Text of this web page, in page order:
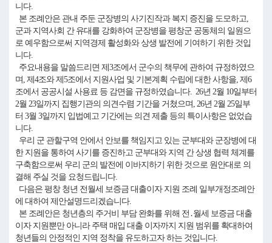
니다.
본 조례안은 관내 주둔 군장병의 사기진작과 복지 증진을 도모하고,
군과 지역사회 간 유대를 강화하여 군장병을 평창군 공동체의 일원으
로 예우함으로써 지역경제 활성화와 상생 발전에 기여하기 위한 것입
니다.
주요내용을 말씀드리면 제3조에서 군수의 책무에 관하여 규정하였으
며, 제4조와 제5조에서 지원사업 및 기본계획 수립에 대한 사항을, 제6
조에서 공공시설 사용료 등 감면을 규정하였습니다. 26년 2월 10일부터
2월 23일까지 집행기관의 의견수렴 기간을 거쳤으며, 26년 2월 25일부
터 3월 3일까지 입법예고 기간에는 의견 제출 등의 특이사항은 없었습
니다.
우리 군 관할구역 안에서 안보를 책임지고 있는 군부대와 군장병에 대
한 지원을 통하여 사기를 증진하고 군부대와 지역 간 상생 협력 체계를
구축함으로써 우리 군의 발전에 이바지하기 위한 것으로 원안대로 의
결해 주실 것을 요청드립니다.
다음은 평창 청년 전월세 보증금 대출이자 지원 조례 일부개정조례안
에 대하여 제안설명드리겠습니다.
본 조례안은 청년층의 주거비 부담 완화를 위해 전․월세 보증금 대출
이자 지원뿐만 아니라 주택 매입 대출 이자까지 지원 범위를 확대하여
청년들의 안정적인 지역 정착을 유도하고자 하는 것입니다.